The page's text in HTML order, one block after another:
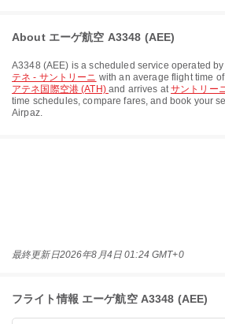
About エーゲ航空 A3348 (AEE)
A3348 (AEE) is a scheduled service operated by
テネ - サントリーニ with an average flight time
アテネ国際空港 (ATH) and arrives atサントリー
time schedules, compare fares, and book your
Airpaz.
最終更新日2026年8月4日 01:24 GMT+0
フライト情報 エーゲ航空 A3348 (AEE)